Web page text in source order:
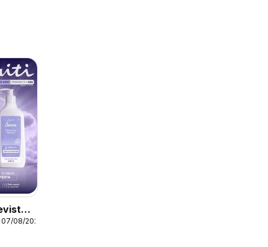
08/2026